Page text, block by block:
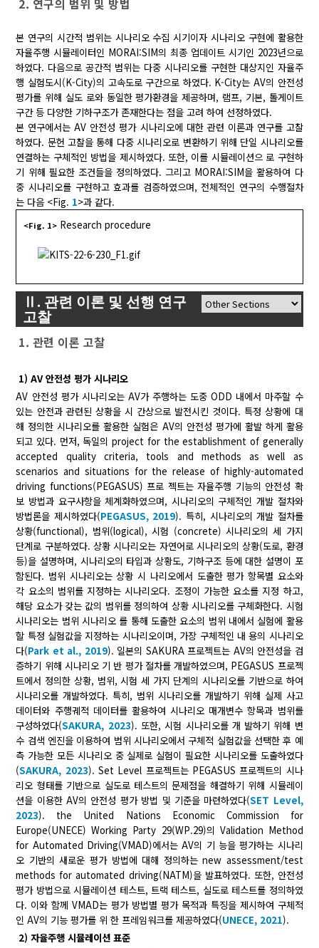
2. 연구의 범위 및 방법
본 연구의 시간적 범위는 시나리오 수집 시기이자 시나리오 구현에 활용한
자율주행 시뮬레이터인 MORAI:SIM의 최종 업데이트 시기인 2023년으로
하였다. 다음으로 공간적 범위는 다중 시나리오를 구현한 대상지인 자율주
행 실험도시(K-City)의 고속도로 구간으로 하였다. K-City는 AV의 안전성
평가를 위해 실도 로와 동일한 평가환경을 제공하며, 램프, 기본, 톨게이트
구간 등 다양한 기하구조가 존재한다는 점을 고려 하여 선정하였다.
본 연구에서는 AV 안전성 평가 시나리오에 대한 관련 이론과 연구를 고찰
하였다. 문헌 고찰을 통해 다중 시나리오로 변환하기 위해 단일 시나리오를
연결하는 구체적인 방법을 제시하였다. 또한, 이를 시뮬레이션으 로 구현하
기 위해 필요한 조건들을 정의하였다. 그리고 MORAI:SIM을 활용하여 다
중 시나리오를 구현하고 효과를 검증하였으며, 전체적인 연구의 수행절차
는 다음 <Fig. 1>과 같다.
<Fig. 1> Research procedure
Ⅱ. 관련 이론 및 선행 연구
고찰
1. 관련 이론 고찰
1) AV 안전성 평가 시나리오
AV 안전성 평가 시나리오는 AV가 주행하는 도중 ODD 내에서 마주할 수
있는 안전과 관련된 상황을 시 간상으로 발전시킨 것이다. 특정 상황에 대
해 정의한 시나리오를 활용한 실험은 AV의 안전성 평가에 활발 하게 활용
되고 있다. 먼저, 독일의 project for the establishment of generally
accepted quality criteria, tools and methods as well as
scenarios and situations for the release of highly-automated
driving functions(PEGASUS) 프로 젝트는 자율주행 기능의 안전성 확
보 방법과 요구사항을 체계화하였으며, 시나리오의 구체적인 개발 절차와
방법론을 제시하였다(PEGASUS, 2019). 특히, 시나리오의 개발 절차를
상황(functional), 범위(logical), 시험 (concrete) 시나리오의 세 가지
단계로 구분하였다. 상황 시나리오는 자연어로 시나리오의 상황(도로, 환경
등)을 설명하며, 시나리오의 타입과 상황도, 기하구조 등에 대한 설명이 포
함된다. 범위 시나리오는 상황 시 나리오에서 도출한 평가 항목별 요소와
각 요소의 범위를 지정하는 시나리오다. 조정이 가능한 요소를 지정 하고,
해당 요소가 갖는 값의 범위를 정의하여 상황 시나리오를 구체화한다. 시험
시나리오는 범위 시나리오 를 통해 도출한 요소의 범위 내에서 실험에 활용
할 특정 실험값을 지정하는 시나리오이며, 가장 구체적인 내 용의 시나리오
다(Park et al., 2019). 일본의 SAKURA 프로젝트는 AV의 안전성을 검
증하기 위해 시나리오 기 반 평가 절차를 개발하였으며, PEGASUS 프로젝
트에서 정의한 상황, 범위, 시험 세 가지 단계의 시나리오를 기반으로 하여
시나리오를 개발하였다. 특히, 범위 시나리오를 개발하기 위해 실제 사고
데이터와 주행궤적 데이터를 활용하여 시나리오 매개변수 항목과 범위를
구성하였다(SAKURA, 2023). 또한, 시험 시나리오를 개 발하기 위해 변
수 검색 엔진을 이용하여 범위 시나리오에서 구체적 실험값을 선택한 후 예
측 가능한 모든 시나리오 중 실제로 실험이 필요한 시나리오를 도출하였다
(SAKURA, 2023). Set Level 프로젝트는 PEGASUS 프로젝트의 시나
리오 형태를 기반으로 실도로 테스트의 문제점을 해결하기 위해 시뮬레이
션을 이용한 AV의 안전성 평가 방법 및 기준을 마련하였다(SET Level,
2023). the United Nations Economic Commission for
Europe(UNECE) Working Party 29(WP.29)의 Validation Method
for Automated Driving(VMAD)에서는 AV의 기 능을 평가하는 시나리
오 기반의 새로운 평가 방법에 대해 정의하는 new assessment/test
methods for automated driving(NATM)을 발표하였다. 또한, 안전성
평가 방법으로 시뮬레이션 테스트, 트랙 테스트, 실도로 테스트를 정의하였
다. 이와 함께 VMAD는 평가 방법별 평가 목적과 특징을 제시하여 구체적
인 AV의 기능 평가를 위 한 프레임워크를 제공하였다(UNECE, 2021).
2) 자율주행 시뮬레이션 표준